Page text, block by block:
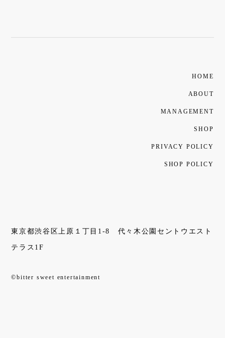
HOME
ABOUT
MANAGEMENT
SHOP
PRIVACY POLICY
SHOP POLICY
東京都渋谷区上原１丁目1-8 代々木公園セントウエスト
テラス1F
©bitter sweet entertainment